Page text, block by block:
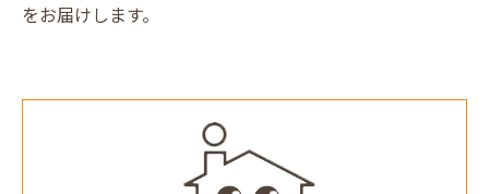
をお届けします。